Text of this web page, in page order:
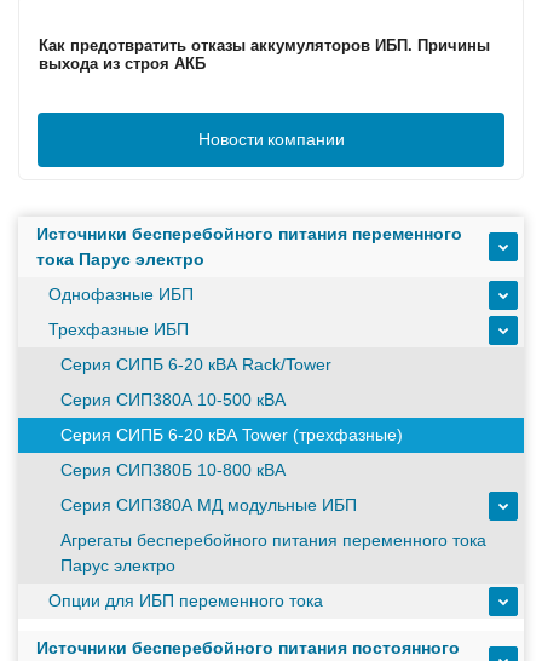
Как предотвратить отказы аккумуляторов ИБП. Причины
выхода из строя АКБ
С 3–4 ноября 2025 г. инвентаризация на складе. Отгрузка
товара производиться не будет!
ИБП с мощным зарядным устройством и
масштабируемым временем автономной работы в
Оборудование связи и решения для электрических
подстанций
Кабели для промышленных сетей в новом каталоге ANC
Как предотвратить отказы аккумуляторов ИБП. Причины
Новости компании
Источники бесперебойного питания переменного
тока Парус электро
Однофазные ИБП
Трехфазные ИБП
Серия СИПБ 6-20 кВА Rack/Tower
Серия СИП380А 10-500 кВА
Серия СИПБ 6-20 кВА Tower (трехфазные)
Серия СИП380Б 10-800 кВА
Серия СИП380А МД модульные ИБП
Агрегаты бесперебойного питания переменного тока
Парус электро
Опции для ИБП переменного тока
Источники бесперебойного питания постоянного